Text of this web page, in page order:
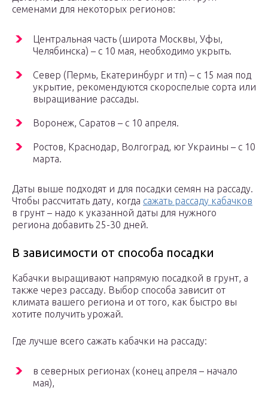
семенами для некоторых регионов:
Центральная часть (широта Москвы, Уфы,
Челябинска) – с 10 мая, необходимо укрыть.
Север (Пермь, Екатеринбург и тп) – с 15 мая под
укрытие, рекомендуются скороспелые сорта или
выращивание рассады.
Воронеж, Саратов – с 10 апреля.
Ростов, Краснодар, Волгоград, юг Украины – с 10
марта.
Даты выше подходят и для посадки семян на рассаду.
Чтобы рассчитать дату, когда сажать рассаду кабачков
в грунт – надо к указанной даты для нужного
региона добавить 25-30 дней.
В зависимости от способа посадки
Кабачки выращивают напрямую посадкой в грунт, а
также через рассаду. Выбор способа зависит от
климата вашего региона и от того, как быстро вы
хотите получить урожай.
Где лучше всего сажать кабачки на рассаду:
в северных регионах (конец апреля – начало
мая),